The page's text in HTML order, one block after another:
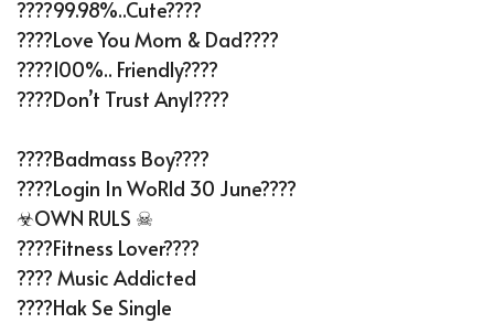
????99.98%..cute????
????love You Mom & Dad????
????100%.. Friendly????
????don’t Trust Any1????
????Badmass Boy????
????Login In WoRld 30 June????
☣OWN RULS ☠
????Fitness Lover????
???? Music Addicted
????Hak Se Single